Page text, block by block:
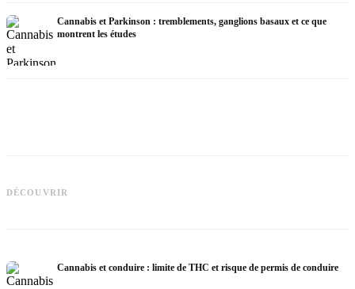
Cannabis et Parkinson : tremblements, ganglions basaux et ce que
montrent les études
DÉCOUVRIR
automédication et ce que montrent les
études
Cannabis et conduire : limite de THC et risque de permis de conduire